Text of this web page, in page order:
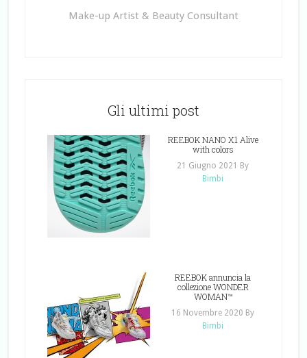
Make-up Artist & Beauty Consultant
Gli ultimi post
REEBOK NANO X1 Alive
with colors
21 Giugno 2021
By
Bimbi
REEBOK annuncia la
collezione WONDER
WOMAN™
16 Novembre 2020 By
Bimbi